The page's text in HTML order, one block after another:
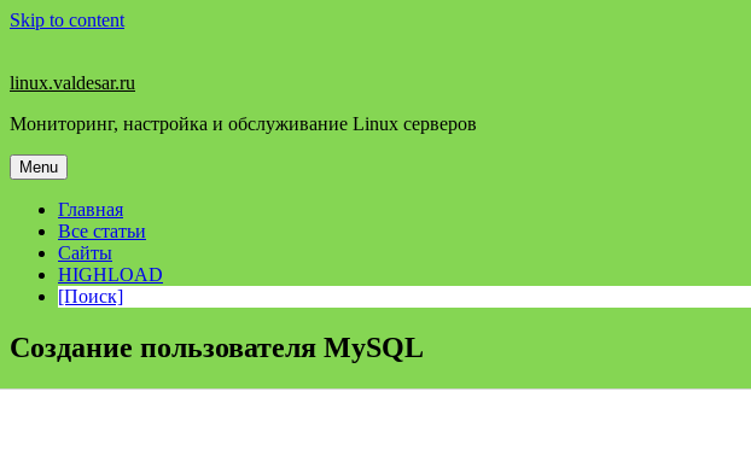
Skip to content
linux.valdesar.ru
Мониторинг, настройка и обслуживание Linux серверов
Menu
Главная
Все статьи
Сайты
HIGHLOAD
[Поиск]
Создание пользователя MySQL